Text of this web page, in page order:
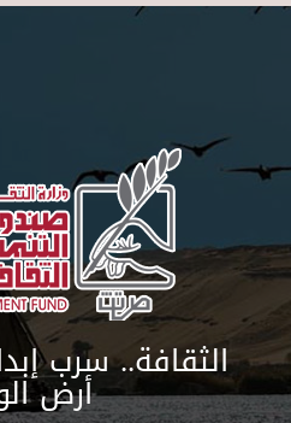
الثقافة.. سرب
أرض